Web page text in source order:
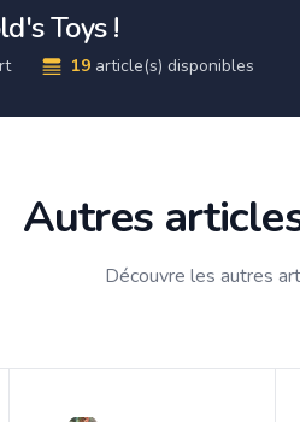
Toys !
19 article(s) disponibles
Autres
Découvre les autres